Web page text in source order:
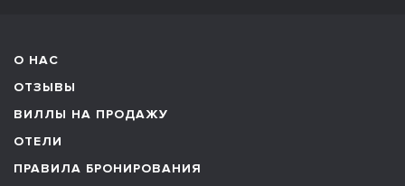
О НАС
ОТЗЫВЫ
ВИЛЛЫ НА ПРОДАЖУ
ОТЕЛИ
ПРАВИЛА БРОНИРОВАНИЯ